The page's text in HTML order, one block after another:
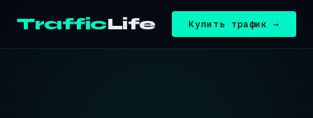
TrafficLife Купить трафик →